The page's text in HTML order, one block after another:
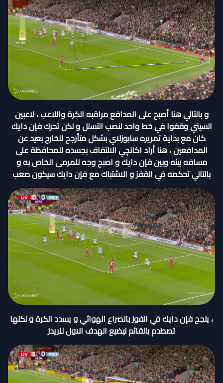
و بالتالي هنا أصبح على المدافع مراقبه الكرة واللاعب ، لاعبين
السيتي وقفوا في خط واحد لنصب التسلل و لكن تحرك فإن دايك
كان مع بداية تمريره سابوزلاي بشكل متأرجح للخارج بعيد عن
المدافعين ، هنا أراد اكانچي الالتفاف بجسده للمحافظة على
مسافه بينه وبين فإن دايك و اصبح وجه للمرمى الخاص به و
بالتالي تحكمه في القفز و الاشتباك مع فإن دايك سيكون صعب
، ينجح فإن دايك في الفوز بالصراع الهوائي و يسدد الكرة و لكنها
تصطدم بالقائم ليضيع الهدف الاول للريدز